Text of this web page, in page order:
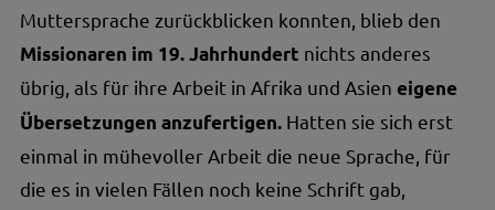
Muttersprache zurückblicken konnten, blieb den
Missionaren im 19. Jahrhundert nichts anderes
übrig, als für ihre Arbeit in Afrika und Asien eigene
Übersetzungen anzufertigen.Hatten sie sich erst
einmal in mühevoller Arbeit die neue Sprache, für
die es in vielen Fällen noch keine Schrift gab,